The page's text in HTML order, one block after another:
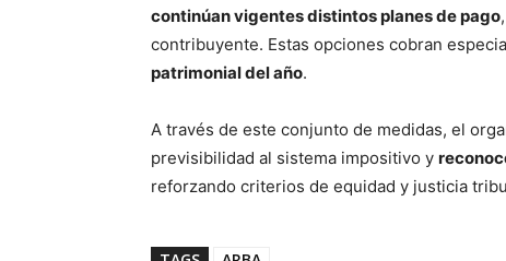
continúan vigentes distintos planes de pago
contribuyente. Estas opciones cobran
patrimonial del año.
A través de este conjunto de medidas, el
previsibilidad al sistema impositivo y
reforzando criterios de equidad y justicia